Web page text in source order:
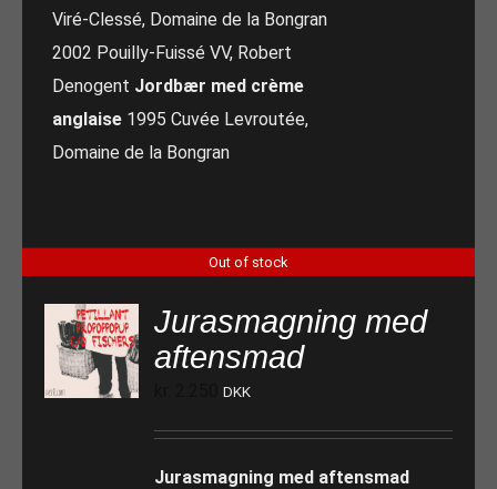
Viré-Clessé, Domaine de la Bongran
2002 Pouilly-Fuissé VV, Robert
Denogent Jordbær med crème
anglaise 1995 Cuvée Levroutée,
Domaine de la Bongran
Out of stock
Jurasmagning med
aftensmad
DKK
Jurasmagning med aftensmad